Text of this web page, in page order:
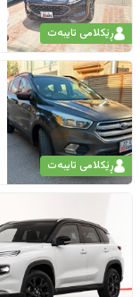
ڕێکلامی تایبەت
ڕێکلامی تایبەت